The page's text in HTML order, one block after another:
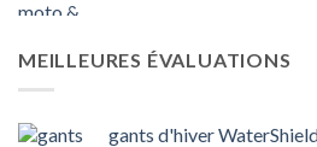
était :
14,90€.
est :
10,40€.
MEILLEURES ÉVALUATIONS
gants d'hiver